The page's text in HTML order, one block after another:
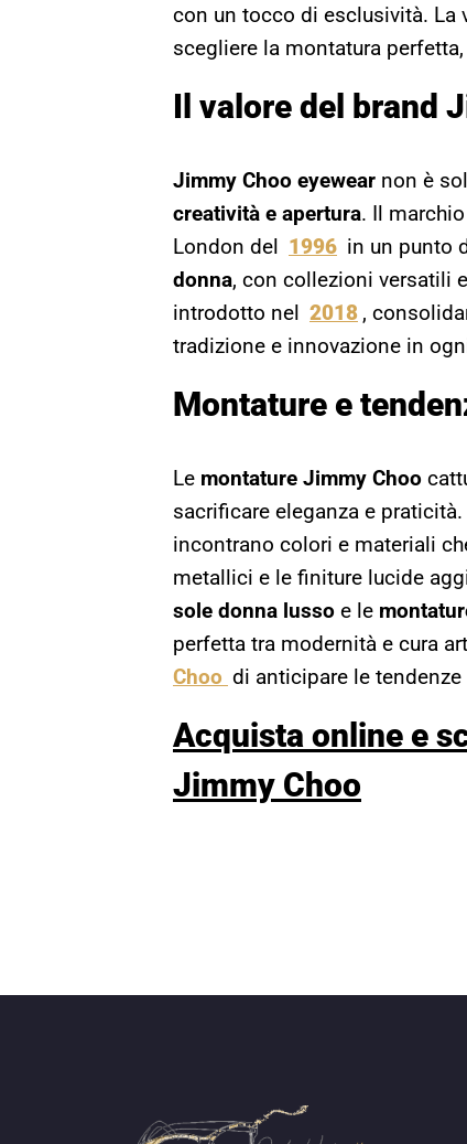
con un tocco di esclusività. La
scegliere la montatura
Il valore del brand
Jimmy Choo eyewear non è
creatività e apertura. Il
London del 1996 in un punto
donna, con collezioni versatili
introdotto nel 2018 ,
tradizione e innovazione in
Montature e
Le montature Jimmy Choo
sacrificare eleganza e
incontrano colori e materiali
metallici e le finiture lucide
sole donna lusso e le
perfetta tra modernità e cura
Choo di anticipare le
Acquista online e
Jimmy Choo